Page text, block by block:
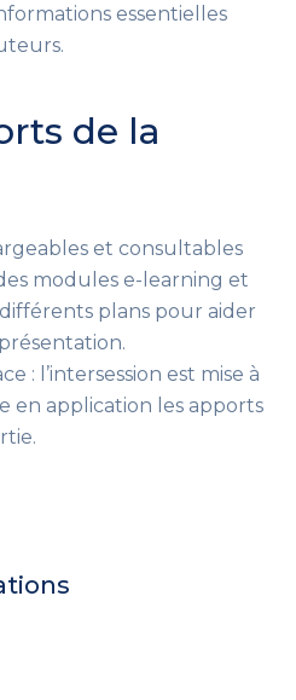
essentielles
de la
et consultables
modules e-learning et
plans pour aider
: l’intersession est mise à
en application les apports